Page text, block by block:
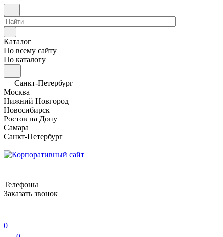
Каталог
По всему сайту
По каталогу
Санкт-Петербург
Москва
Нижний Новгород
Новосибирск
Ростов на Дону
Самара
Санкт-Петербург
Телефоны
Заказать звонок
0